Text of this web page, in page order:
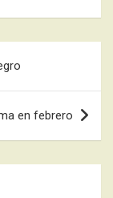
en febrero